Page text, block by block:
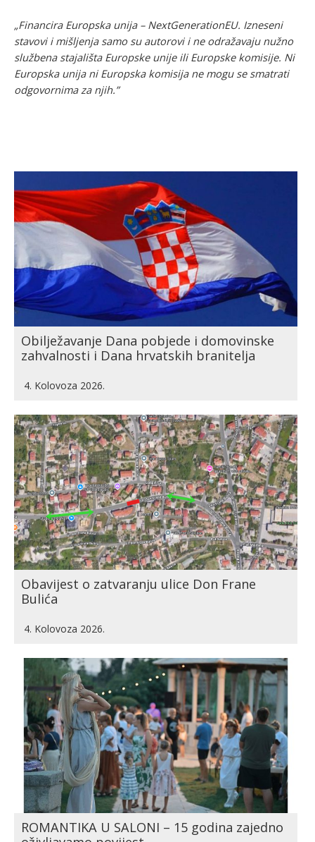
„Financira Europska unija – NextGenerationEU. Izneseni
stavovi i mišljenja samo su autorovi i ne odražavaju nužno
službena stajališta Europske unije ili Europske komisije. Ni
Europska unija ni Europska komisija ne mogu se smatrati
odgovornima za njih.”
Obilježavanje Dana pobjede i domovinske
zahvalnosti i Dana hrvatskih branitelja
4. Kolovoza 2026.
Obavijest o zatvaranju ulice Don Frane
Bulića
4. Kolovoza 2026.
ROMANTIKA U SALONI – 15 godina zajedno